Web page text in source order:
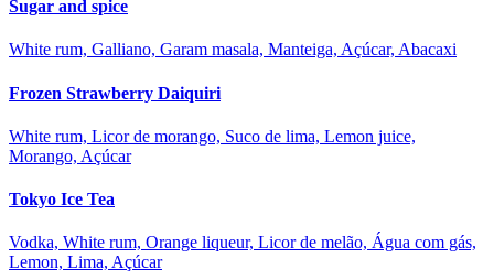
Sugar and spice
White rum, Galliano, Garam masala, Manteiga, Açúcar, Abacaxi
Frozen Strawberry Daiquiri
White rum, Licor de morango, Suco de lima, Lemon juice,
Morango, Açúcar
Tokyo Ice Tea
Vodka, White rum, Orange liqueur, Licor de melão, Água com gás,
Lemon, Lima, Açúcar